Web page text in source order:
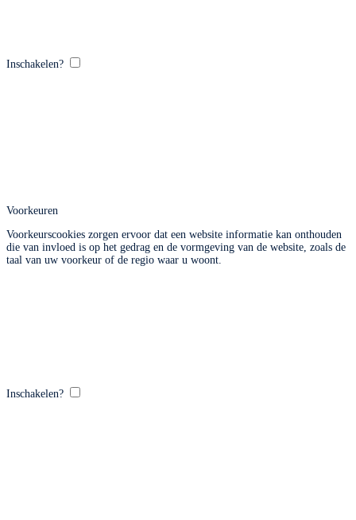
Inschakelen?
Voorkeuren
Voorkeurscookies zorgen ervoor dat een website informatie kan onthouden
die van invloed is op het gedrag en de vormgeving van de website, zoals de
taal van uw voorkeur of de regio waar u woont.
Inschakelen?